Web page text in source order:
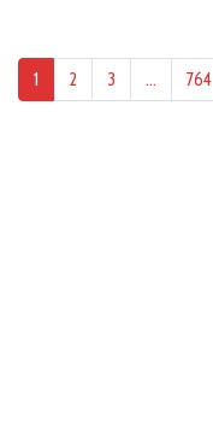
1 2 3 … 764